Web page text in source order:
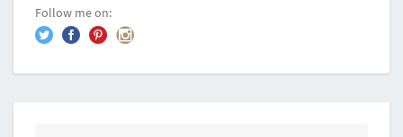
Follow me on: